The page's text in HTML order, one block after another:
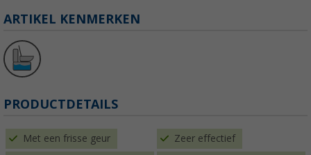
ARTIKEL KENMERKEN
PRODUCTDETAILS
Met een frisse geur Zeer effectief